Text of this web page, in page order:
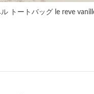
トートバッグ le reve